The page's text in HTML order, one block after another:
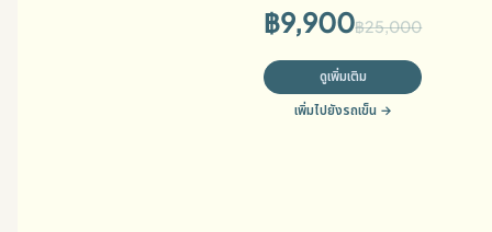
฿9,900฿25,000
ดูเพิ่มเติม
เพิ่มไปยังรถเข็น →